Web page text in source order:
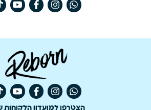
הצטרפו למועדון הלקוחות